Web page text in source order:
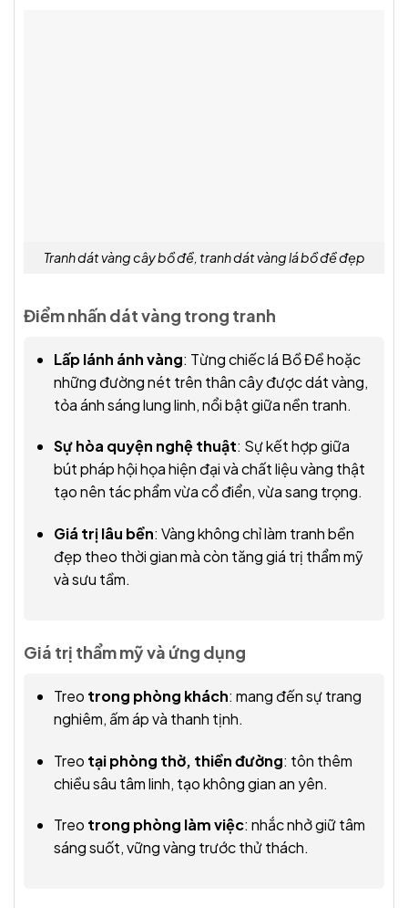
Tranh dát vàng cây bồ đề, tranh dát vàng lá bồ đề đẹp
Điểm nhấn dát vàng trong tranh
Lấp lánh ánh vàng: Từng chiếc lá Bồ Đề hoặc
những đường nét trên thân cây được dát vàng,
tỏa ánh sáng lung linh, nổi bật giữa nền tranh.
Sự hòa quyện nghệ thuật: Sự kết hợp giữa
bút pháp hội họa hiện đại và chất liệu vàng thật
tạo nên tác phẩm vừa cổ điển, vừa sang trọng.
Giá trị lâu bền: Vàng không chỉ làm tranh bền
đẹp theo thời gian mà còn tăng giá trị thẩm mỹ
và sưu tầm.
Giá trị thẩm mỹ và ứng dụng
Treo trong phòng khách: mang đến sự trang
nghiêm, ấm áp và thanh tịnh.
Treo tại phòng thờ, thiền đường: tôn thêm
chiều sâu tâm linh, tạo không gian an yên.
Treo trong phòng làm việc: nhắc nhở giữ tâm
sáng suốt, vững vàng trước thử thách.